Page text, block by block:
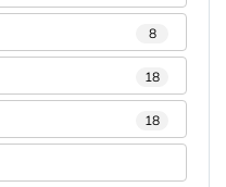
8
18
18